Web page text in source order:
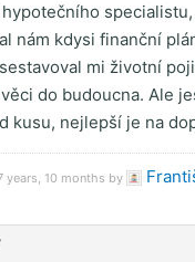
nám kdysi finanční
mi životní
do budoucna. Ale
kusu, nejlepší je na
years, 10 months by